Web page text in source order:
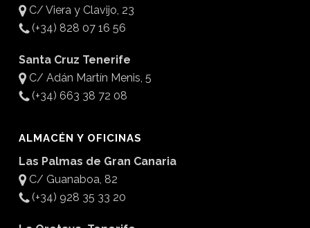
C/ Viera y Clavijo, 23
(+34) 828 07 16 56
Santa Cruz Tenerife
C/ Adán Martín Menis, 5
(+34) 663 38 72 08
ALMACÉN Y OFICINAS
Las Palmas de Gran Canaria
C/ Guanaboa, 82
(+34) 928 35 33 20